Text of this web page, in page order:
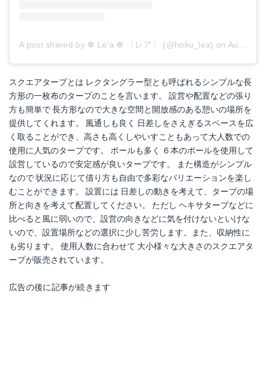
A post shared by ❁ Le’a ❁ 〔レア〕 (@hoku_lea) on Aug 12, 2017 at 10:53pm PDT
スクエアタープとは レクタングラー型とも呼ばれるシンプルな長
方形の一枚布のタープのことを言います。 設営や配置などの張り
方も簡単で 長方形なので大きな空間と開放感のある憩いの場所を
提供してくれます。 風通しも良く 日差しをさえぎるスペースを広
く取ることができ、高さも高くしやいすこともあって大人数での
使用に人気のタープです。 ポールも多く ６本のポールを使用して
設営しているので安定感が良いタープです。 また構造がシンプル
なので 状況に応じて借り方も自由で多彩なバリエーションを楽し
むことができます。 設置には 日差しの動きを考えて、タープの場
所と向きを考えて配置してください。 ただし ヘキサタープなどに
比べると風に弱いので、設営の向きなどに気を付けないといけな
いので、設置場所などの選択に少し苦労します。また、収納性に
も劣ります。 使用人数に合わせて 大小様々な大きさのスクエアタ
ープが販売されています。
広告の後に記事が続きます